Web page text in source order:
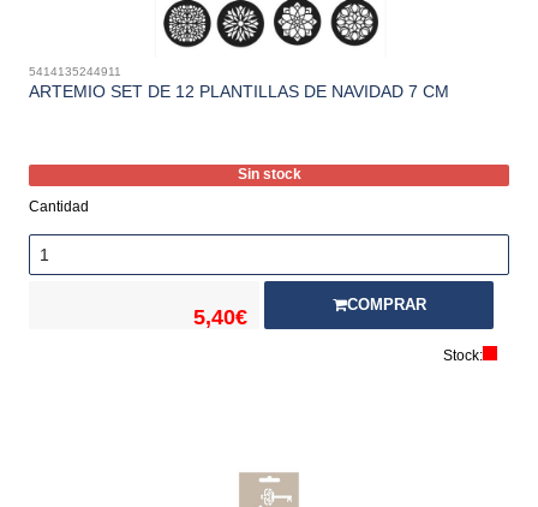
5414135244911
ARTEMIO SET DE 12 PLANTILLAS DE NAVIDAD 7 CM
Sin stock
Cantidad
5,40€
COMPRAR
Stock: